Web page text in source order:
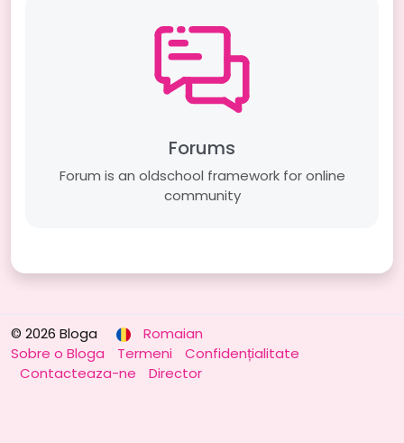
Forums
Forum is an old­school framework for online
community
© 2026 Bloga
Romaian
Sobre o Bloga
Termeni
Confidențialitate
Contacteaza-ne
Director